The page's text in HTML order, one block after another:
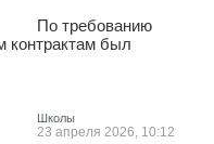
По требованию
контрактам был
Школы
23 апреля 2026, 10:12